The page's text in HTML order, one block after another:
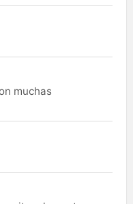
muchas